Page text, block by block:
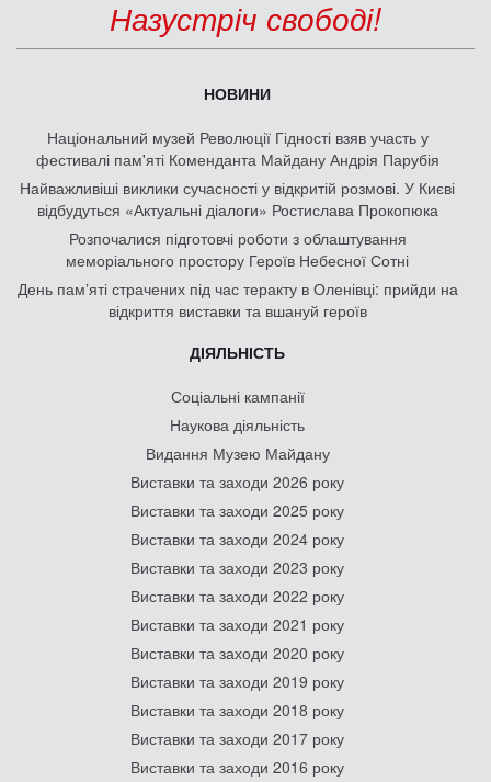
Назустріч свободі!
НОВИНИ
Національний музей Революції Гідності взяв участь у
фестивалі пам'яті Коменданта Майдану Андрія Парубія
Найважливіші виклики сучасності у відкритій розмові. У Києві
відбудуться «Актуальні діалоги» Ростислава Прокопюка
Розпочалися підготовчі роботи з облаштування
меморіального простору Героїв Небесної Сотні
День памʼяті страчених під час теракту в Оленівці: прийди на
відкриття виставки та вшануй героїв
ДІЯЛЬНІСТЬ
Соціальні кампанії
Наукова діяльність
Видання Музею Майдану
Виставки та заходи 2026 року
Виставки та заходи 2025 року
Виставки та заходи 2024 року
Виставки та заходи 2023 року
Виставки та заходи 2022 року
Виставки та заходи 2021 року
Виставки та заходи 2020 року
Виставки та заходи 2019 року
Виставки та заходи 2018 року
Виставки та заходи 2017 року
Виставки та заходи 2016 року